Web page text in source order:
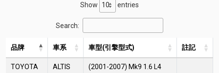
Show
entries
Search:
品牌 車系 車型(引擎型式) 註記
TOYOTA ALTIS (2001-2007) Mk9 1.6 L4